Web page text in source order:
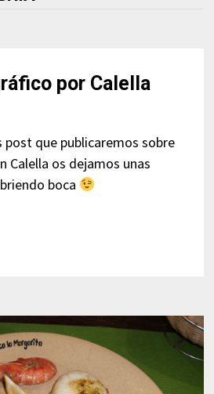
por Calella
post que publicaremos sobre
Calella os dejamos unas
boca